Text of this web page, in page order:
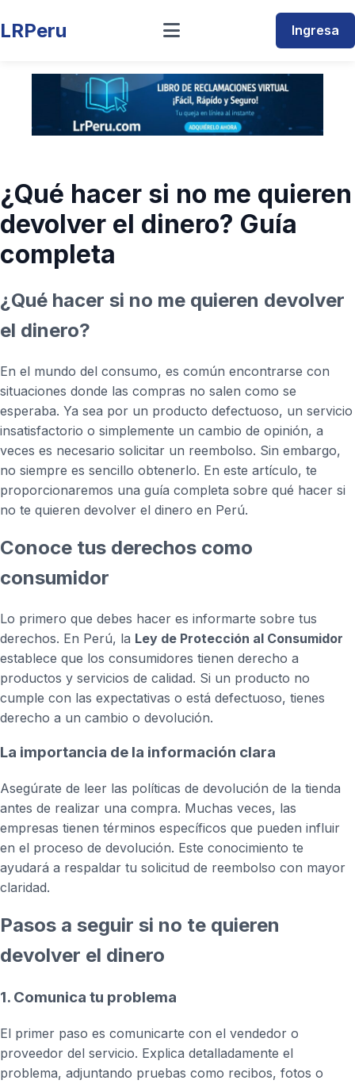
LRPeru Ingresa
¿Qué hacer si no me quieren
devolver el dinero? Guía
completa
¿Qué hacer si no me quieren devolver
el dinero?
En el mundo del consumo, es común encontrarse con
situaciones donde las compras no salen como se
esperaba. Ya sea por un producto defectuoso, un servicio
insatisfactorio o simplemente un cambio de opinión, a
veces es necesario solicitar un reembolso. Sin embargo,
no siempre es sencillo obtenerlo. En este artículo, te
proporcionaremos una guía completa sobre qué hacer si
no te quieren devolver el dinero en Perú.
Conoce tus derechos como
consumidor
Lo primero que debes hacer es informarte sobre tus
derechos. En Perú, la Ley de Protección al Consumidor
establece que los consumidores tienen derecho a
productos y servicios de calidad. Si un producto no
cumple con las expectativas o está defectuoso, tienes
derecho a un cambio o devolución.
La importancia de la información clara
Asegúrate de leer las políticas de devolución de la tienda
antes de realizar una compra. Muchas veces, las
empresas tienen términos específicos que pueden influir
en el proceso de devolución. Este conocimiento te
ayudará a respaldar tu solicitud de reembolso con mayor
claridad.
Pasos a seguir si no te quieren
devolver el dinero
1. Comunica tu problema
El primer paso es comunicarte con el vendedor o
proveedor del servicio. Explica detalladamente el
problema, adjuntando pruebas como recibos, fotos o